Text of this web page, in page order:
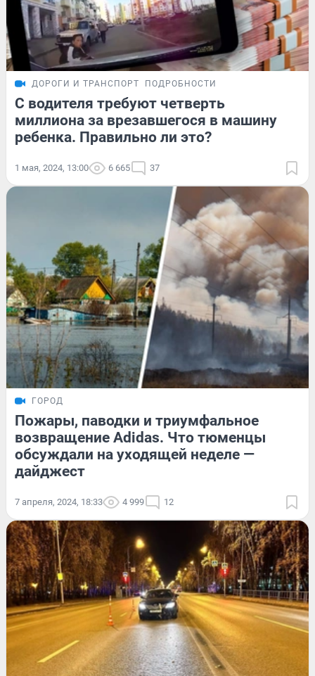
ДОРОГИ И ТРАНСПОРТ ПОДРОБНОСТИ
С водителя требуют четверть
миллиона за врезавшегося в машину
ребенка. Правильно ли это?
1 мая, 2024, 13:00 6 665 37
ГОРОД
Пожары, паводки и триумфальное
возвращение Adidas. Что тюменцы
обсуждали на уходящей неделе —
дайджест
7 апреля, 2024, 18:33 4 999 12